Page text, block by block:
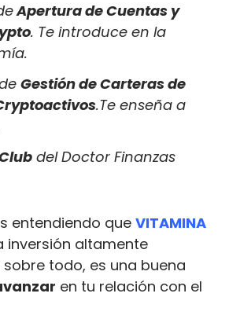
Apertura de Cuentas y
. Te introduce en la
Gestión de Carteras de
.Te enseña a
del Doctor Finanzas
entendiendo que VITAMINA
inversión altamente
sobre todo, es una buena
en tu relación con el